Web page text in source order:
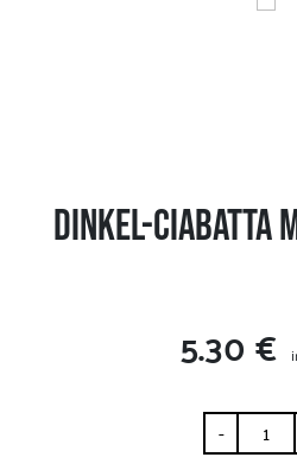
Kontakt
Dinkel-Ciabatta
5.30 €
-